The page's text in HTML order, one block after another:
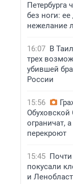
Петербурга
без ноги:
нежелание
16:07 В
трех
убившей
России
15:56
ограничат,
перекроют
15:45
покусали
и